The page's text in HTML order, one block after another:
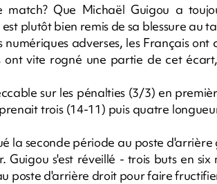
Que Michaël Guigou a
plutôt bien remis de sa blessure au
adverses, les Français ont
ont vite rogné une partie de cet
sur les pénalties (3/3) en
trois (14-11) puis quatre
la seconde période au poste
s'est réveillé - trois buts en
poste d'arrière droit pour faire